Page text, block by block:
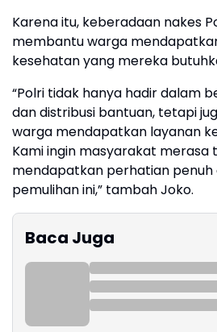
Karena itu, keberadaan nakes
membantu warga
kesehatan yang mereka
“Polri tidak hanya hadir dalam
dan distribusi bantuan, tetapi
warga mendapatkan layanan
Kami ingin masyarakat merasa
mendapatkan perhatian penuh
pemulihan ini,” tambah Joko.
Baca Juga